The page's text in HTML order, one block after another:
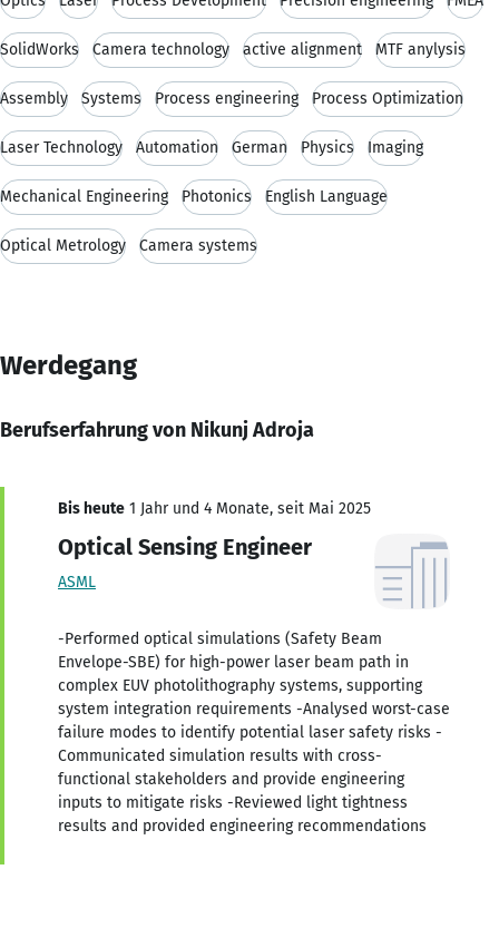
SolidWorks Camera technology active alignment MTF anylysis
Assembly Systems Process engineering Process Optimization
Laser Technology Automation German Physics Imaging
Mechanical Engineering Photonics English Language
Optical Metrology Camera systems
Werdegang
Berufserfahrung von Nikunj Adroja
Bis heute 1 Jahr und 4 Monate, seit Mai 2025
Optical Sensing Engineer
ASML
-Performed optical simulations (Safety Beam
Envelope-SBE) for high-power laser beam path in
complex EUV photolithography systems, supporting
system integration requirements -Analysed worst-case
failure modes to identify potential laser safety risks -
Communicated simulation results with cross-
functional stakeholders and provide engineering
inputs to mitigate risks -Reviewed light tightness
results and provided engineering recommendations